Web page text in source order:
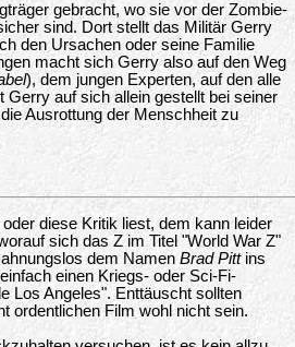
gebracht, wo sie vor der Zombie-
sind. Dort stellt das Militär Gerry
den Ursachen oder seine Familie
macht sich Gerry also auf den Weg
), dem jungen Experten, auf den alle
auf sich allein gestellt bei seiner
Ausrottung der Menschheit zu
diese Kritik liest, dem kann leider
sich das Z im Titel "World War Z"
dem Namen Brad Pittins
einen Kriegs- oder Sci-Fi-
Los Angeles". Enttäuscht sollten
ordentlichen Film wohl nicht sein.